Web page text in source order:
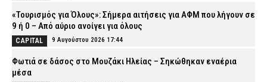
«Τουρισμός για Όλους»: Σήμερα αιτήσεις για ΑΦΜ που λήγουν σε
9 ή 0 – Από αύριο ανοίγει για όλους
CAPITAL 9 Αυγούστου 2026 17:44
Φωτιά σε δάσος στο Μουζάκι Ηλείας – Σηκώθηκαν εναέρια
μέσα